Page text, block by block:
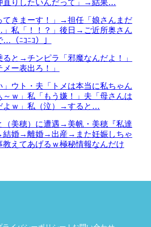
直りしたいんだって」→結果…
てきまーす！」→担任「娘さんまだ
私「！！？」後日→ご近所奥さん
…（ﾆｺﾆｺ）」
と→チンピラ「邪魔なんだよ！」
ー表出ろ！」
」ウト・夫「トメは本当に私ちゃん
ｗ」私「もう嫌！」夫「母さんは
よｗ」私（泣）→すると…
（美穂）に遭遇→美帆・美穂『私達
結婚→離婚→出産→また妊娠しちゃ
教えてあげるｗ極秘情報なんだけ